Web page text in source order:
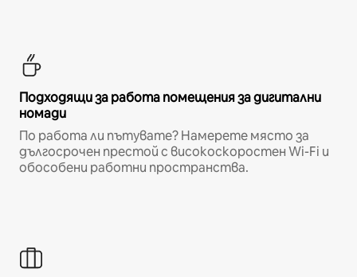
Подходящи за работа помещения за дигитални
номади
По работа ли пътувате? Намерете място за
дългосрочен престой с високоскоростен Wi-Fi и
обособени работни пространства.